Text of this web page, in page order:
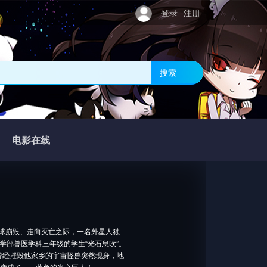
登录 注册
搜索
电影在线
崩毁、走向灭亡之际，一名外星人独
兽医学科三年级的学生“光石息吹”。
摧毁他家乡的宇宙怪兽突然现身，地